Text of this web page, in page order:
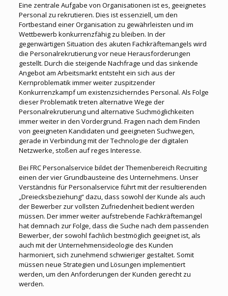
Eine zentrale Aufgabe von Organisationen ist es, geeignetes
Personal zu rekrutieren. Dies ist essenziell, um den
Fortbestand einer Organisation zu gewährleisten und im
Wettbewerb konkurrenzfähig zu bleiben. In der
gegenwärtigen Situation des akuten Fachkräftemangels wird
die Personalrekrutierung vor neue Herausforderungen
gestellt. Durch die steigende Nachfrage und das sinkende
Angebot am Arbeitsmarkt entsteht ein sich aus der
Kernproblematik immer weiter zuspitzender
Konkurrenzkampf um existenzsicherndes Personal. Als Folge
dieser Problematik treten alternative Wege der
Personalrekrutierung und alternative Suchmöglichkeiten
immer weiter in den Vordergrund. Fragen nach dem Finden
von geeigneten Kandidaten und geeigneten Suchwegen,
gerade in Verbindung mit der Technologie der digitalen
Netzwerke, stoßen auf reges Interesse.
Bei FRC Personalservice bildet der Themenbereich Recruiting
einen der vier Grundbausteine des Unternehmens. Unser
Verständnis für Personalservice führt mit der resultierenden
„Dreiecksbeziehung“ dazu, dass sowohl der Kunde als auch
der Bewerber zur vollsten Zufriedenheit bedient werden
müssen. Der immer weiter aufstrebende Fachkräftemangel
hat demnach zur Folge, dass die Suche nach dem passenden
Bewerber, der sowohl fachlich bestmöglich geeignet ist, als
auch mit der Unternehmensideologie des Kunden
harmoniert, sich zunehmend schwieriger gestaltet. Somit
müssen neue Strategien und Lösungen implementiert
werden, um den Anforderungen der Kunden gerecht zu
werden.